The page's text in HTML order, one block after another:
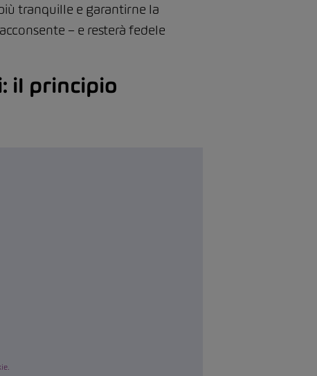
tranquille e garantirne la
– e resterà fedele
il principio